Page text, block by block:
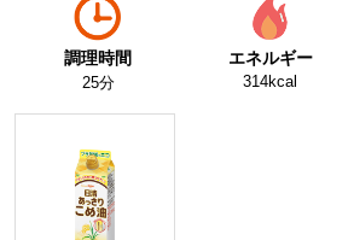
調理時間
25分
エネルギー
314kcal